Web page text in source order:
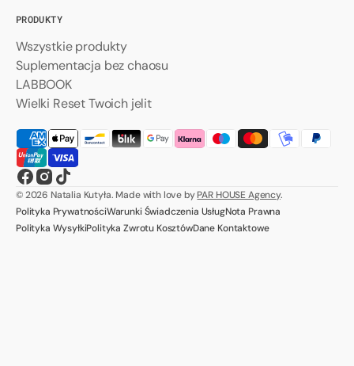
PRODUKTY
Wszystkie produkty
Suplementacja bez chaosu
LABBOOK
Wielki Reset Twoich jelit
Facebook
Instagram
TikTok
© 2026 Natalia Kutyła. Made with love byPAR HOUSE Agency.
Polityka PrywatnościWarunki Świadczenia UsługNota Prawna
Polityka WysyłkiPolityka Zwrotu KosztówDane Kontaktowe